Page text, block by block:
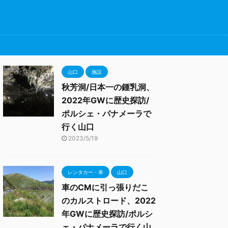
山口 施設
秋芳洞/日本一の鍾乳洞、
2022年GWに歴史探訪/
ポルシェ・パナメーラで
行く山口
2023/5/19
レンタカー・車 山口
車のCMに引っ張りだこ
のカルストロード、2022
年GWに歴史探訪/ポルシ